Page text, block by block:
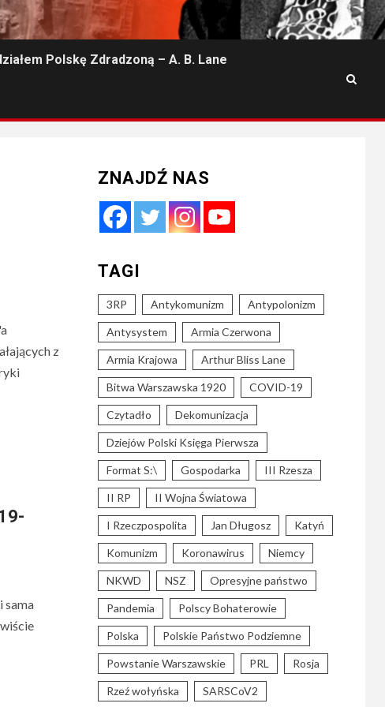
Polskę Zdradzoną – A. B. Lane
z
sama
ZNAJDŹ NAS
TAGI
3RP Antykomunizm Antypolonizm
Antysystem Armia Czerwona
Armia Krajowa Arthur Bliss Lane
Bitwa Warszawska 1920 COVID-19
Czytadło Dekomunizacja
Dziejów Polski Księga Pierwsza
Format S:\ Gospodarka III Rzesza
II RP II Wojna Światowa
I Rzeczpospolita Jan Długosz Katyń
Komunizm Koronawirus Niemcy
NKWD NSZ Opresyjne państwo
Pandemia Polscy Bohaterowie
Polska Polskie Państwo Podziemne
Powstanie Warszawskie PRL Rosja
Rzeź wołyńska SARSCoV2